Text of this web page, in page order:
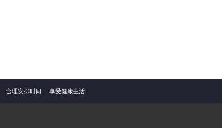
合理安排时间 享受健康生活